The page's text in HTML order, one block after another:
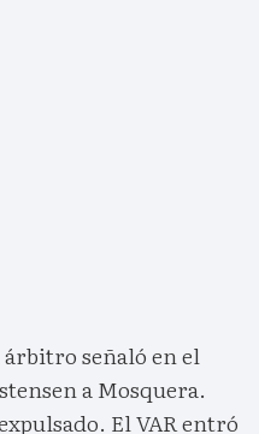
señaló en el
a Mosquera.
El VAR entró